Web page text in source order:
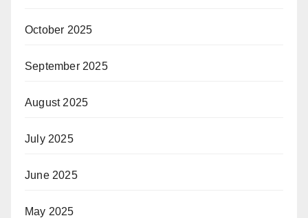
October 2025
September 2025
August 2025
July 2025
June 2025
May 2025